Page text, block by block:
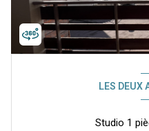
LES DEUX